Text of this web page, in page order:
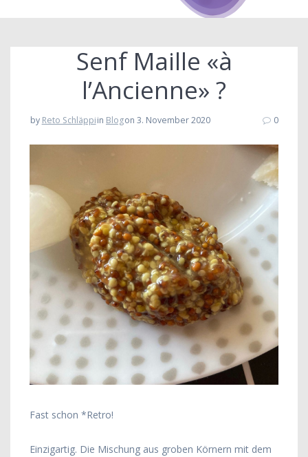
Senf Maille «à
l’Ancienne» ?
by Reto Schläppiin Blogon 3. November 2020 0
Fast schon *Retro!
Einzigartig. Die Mischung aus groben Körnern mit dem